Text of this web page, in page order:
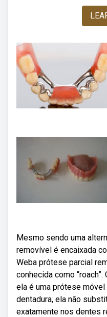
Mesmo sendo uma
removível é encaixada
Weba prótese parcial
conhecida como
ela é uma prótese
dentadura, ela não
exatamente nos dentes